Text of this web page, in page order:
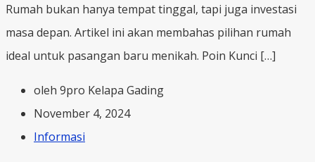
Rumah bukan hanya tempat tinggal, tapi juga investasi
masa depan. Artikel ini akan membahas pilihan rumah
ideal untuk pasangan baru menikah. Poin Kunci […]
oleh 9pro Kelapa Gading
November 4, 2024
Informasi